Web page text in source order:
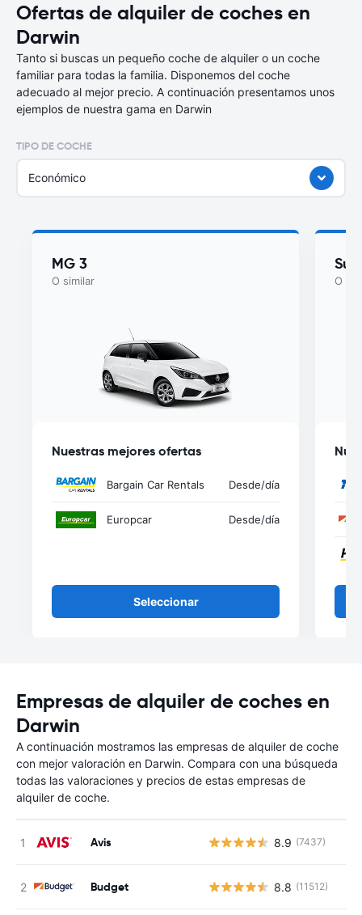
Ofertas de alquiler de coches en
Darwin
Tanto si buscas un pequeño coche de alquiler o un coche
familiar para todas la familia. Disponemos del coche
adecuado al mejor precio. A continuación presentamos unos
ejemplos de nuestra gama en Darwin
TIPO DE COCHE
Económico
MG 3
O similar
Nuestras mejores ofertas
Bargain Car Rentals Desde/día
Europcar Desde/día
Seleccionar
O
Empresas de alquiler de coches en
Darwin
A continuación mostramos las empresas de alquiler de coche
con mejor valoración en Darwin. Compara con una búsqueda
todas las valoraciones y precios de estas empresas de
alquiler de coche.
Avis 8.9 (7437)
Budget 8.8 (11512)